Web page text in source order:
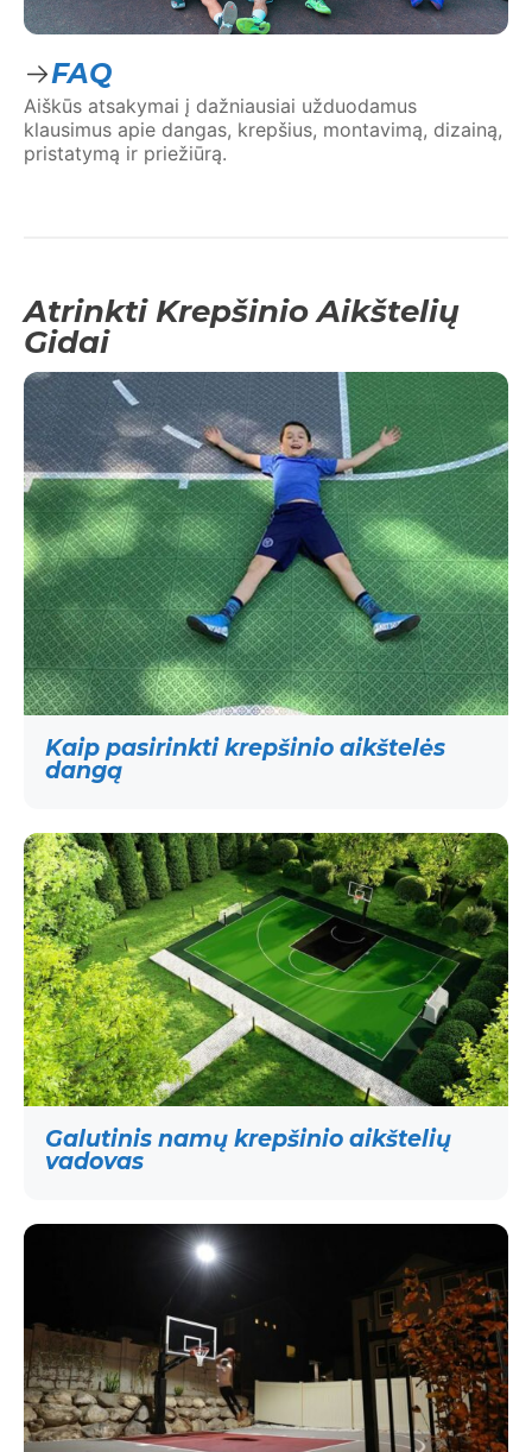
FAQ
Aiškūs atsakymai į dažniausiai užduodamus
klausimus apie dangas, krepšius, montavimą, dizainą,
pristatymą ir priežiūrą.
Atrinkti Krepšinio Aikštelių
Gidai
Kaip pasirinkti krepšinio aikštelės
dangą
Galutinis namų krepšinio aikštelių
vadovas